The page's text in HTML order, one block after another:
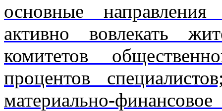
основные
активно вовлекать
комитетов
процентов
материально-